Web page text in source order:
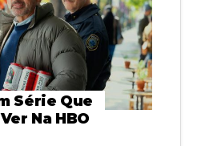
Série Que
Na HBO